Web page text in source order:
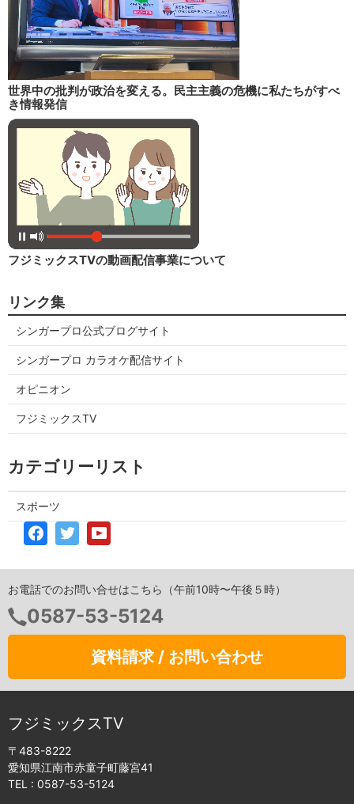
世界中の批判が政治を変える。民主主義の危機に私たちがすべ
き情報発信
フジミックスTVの動画配信事業について
リンク集
シンガープロ公式ブログサイト
シンガープロ カラオケ配信サイト
オピニオン
フジミックスTV
カテゴリーリスト
スポーツ
お電話でのお問い合せはこちら（午前10時〜午後５時）
0587-53-5124
資料請求 / お問い合わせ
フジミックスTV
〒483-8222
愛知県江南市赤童子町藤宮41
TEL : 0587-53-5124